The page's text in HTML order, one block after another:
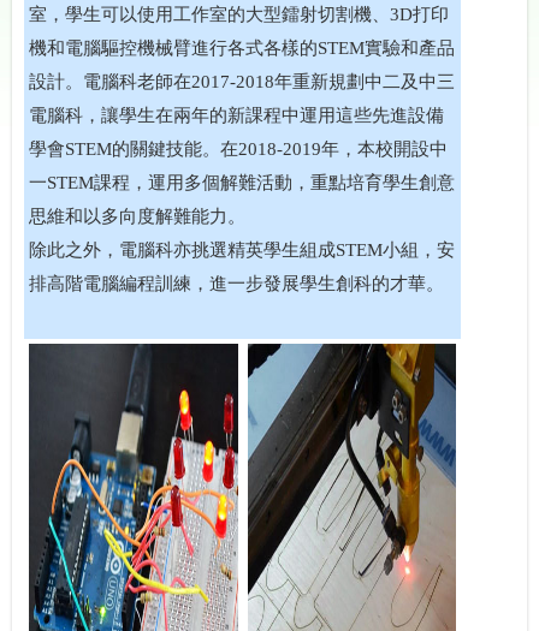
室，學生可以使用工作室的大型鐳射切割機、3D打印
機和電腦驅控機械臂進行各式各樣的STEM實驗和產品
設計。電腦科老師在2017-2018年重新規劃中二及中三
電腦科，讓學生在兩年的新課程中運用這些先進設備
學會STEM的關鍵技能。在2018-2019年，本校開設中
一STEM課程，運用多個解難活動，重點培育學生創意
思維和以多向度解難能力。
除此之外，電腦科亦挑選精英學生組成STEM小組，安
排高階電腦編程訓練，進一步發展學生創科的才華。